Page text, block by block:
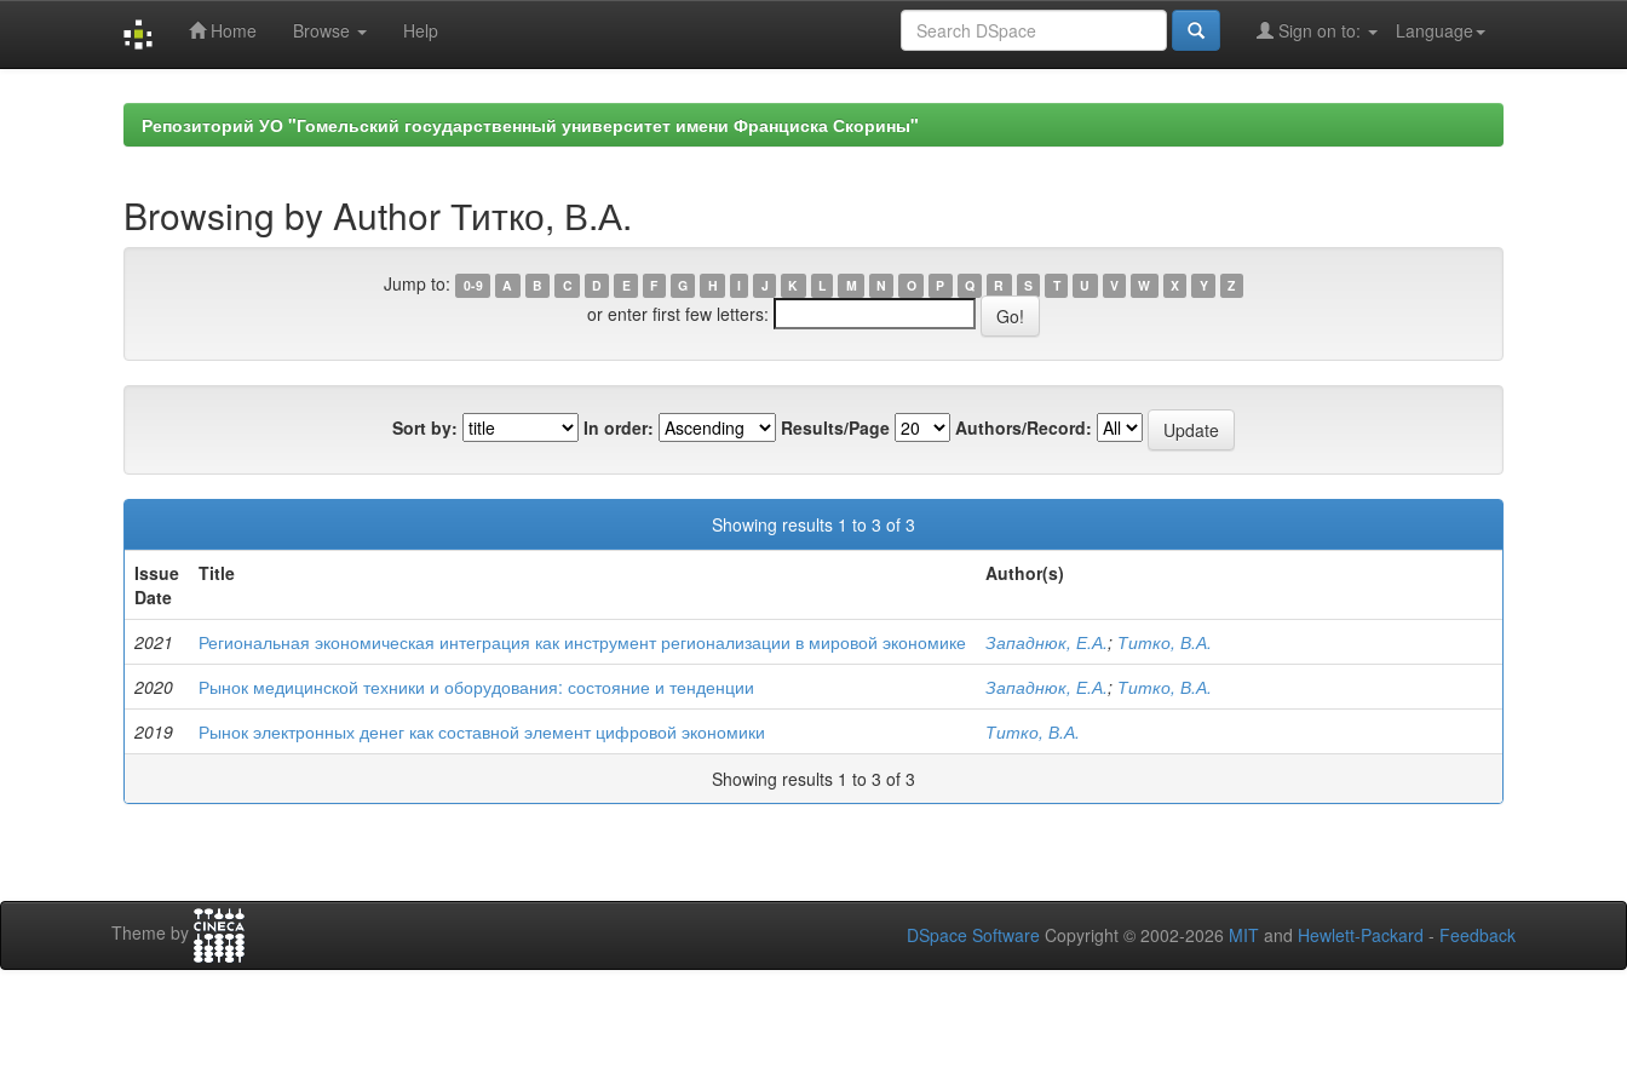
Home Browse Help Language
Sign on to:
Репозиторий УО "Гомельский государственный университет имени Франциска Скорины"
Browsing by Author Титко, В.А.
Jump to: 0-9 A B C D E F G H I J K L M N O P Q R S T U V W X Y Z
or enter first few letters:
Sort by: In order: Results/Page Authors/Record:
Showing results 1 to 3 of 3
Issue
Date
Title Author(s)
2021 Региональная экономическая интеграция как инструмент регионализации в мировой экономике Западнюк, Е.А.; Титко, В.А.
2020
Рынок медицинской техники и оборудования: состояние и тенденции Западнюк, Е.А.; Титко, В.А.
2019
Рынок электронных денег как составной элемент цифровой экономики
Титко, В.А.
Showing results 1 to 3 of 3
Theme by DSpace Software Copyright © 2002-2026 MIT and Hewlett-Packard - Feedback